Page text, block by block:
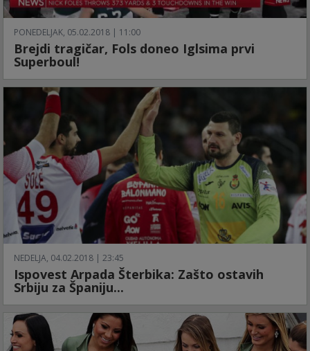
PONEDELJAK, 05.02.2018 | 11:00
Brejdi tragičar, Fols doneo Iglsima prvi
Superboul!
NEDELJA, 04.02.2018 | 23:45
Ispovest Arpada Šterbika: Zašto ostavih
Srbiju za Španiju...